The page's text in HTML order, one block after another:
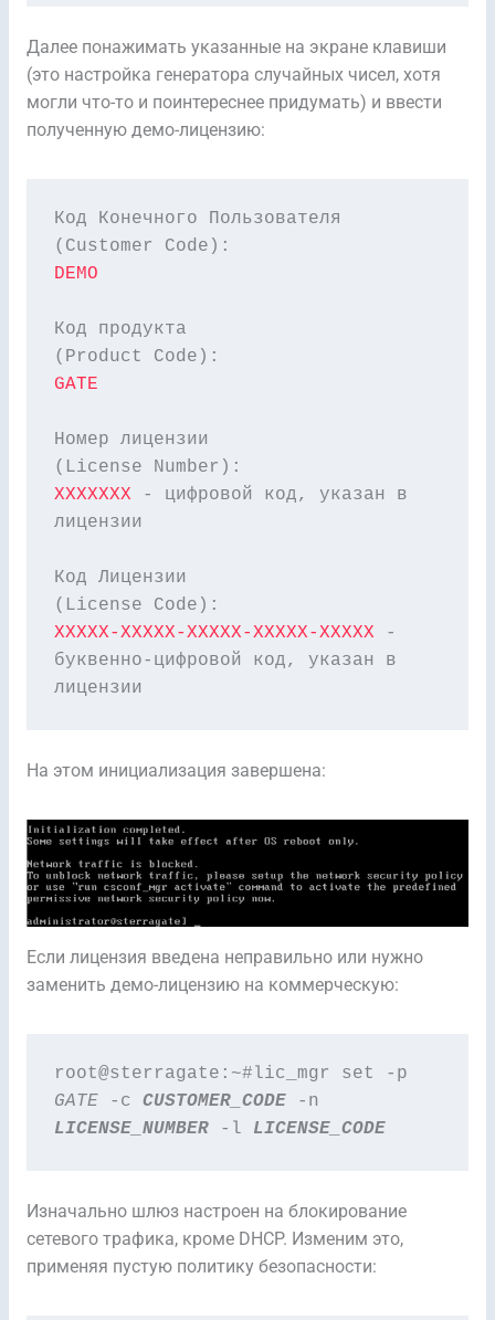
Далее понажимать указанные на экране клавиши
(это настройка генератора случайных чисел, хотя
могли что-то и поинтереснее придумать) и ввести
полученную демо-лицензию:
Код Конечного Пользователя
DEMO
Код продукта
GATE
Номер лицензии
XXXXXXX - цифровой код, указан в
лицензии
Код Лицензии
XXXXX-XXXXX-XXXXX-XXXXX-XXXXX -
буквенно-цифровой код, указан в
лицензии
На этом инициализация завершена:
Если лицензия введена неправильно или нужно
заменить демо-лицензию на коммерческую:
GATE -c CUSTOMER_CODE
LICENSE_NUMBER -l LICENSE_CODE
Изначально шлюз настроен на блокирование
сетевого трафика, кроме DHCP. Изменим это,
применяя пустую политику безопасности: